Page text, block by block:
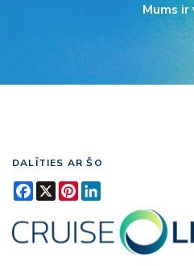
Mums ir
DALĪTIES AR ŠO
Facebook
X Pinterest